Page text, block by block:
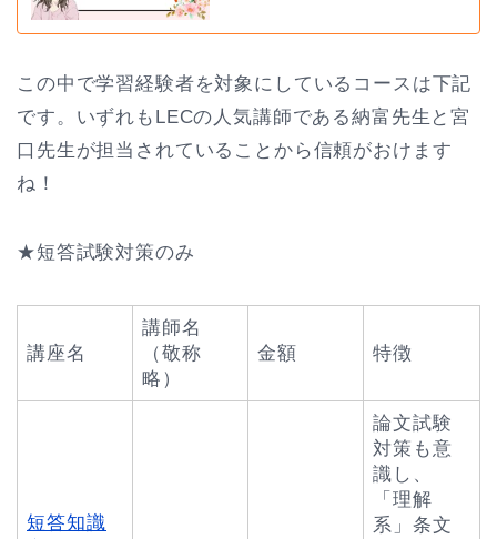
この中で学習経験者を対象にしているコースは下記
です。いずれもLECの人気講師である納富先生と宮
口先生が担当されていることから信頼がおけます
ね！
★短答試験対策のみ
講座名
講師名
（敬称
略）
金額 特徴
短答知識
論文試験
対策も意
識し、
「理解
系」条文